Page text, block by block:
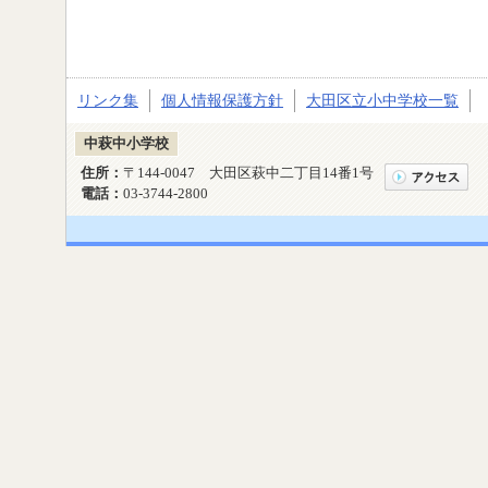
リンク集 個人情報保護方針 大田区立小中学校一覧
中萩中小学校
住所： 〒144-0047 大田区萩中二丁目14番1号
電話： 03-3744-2800